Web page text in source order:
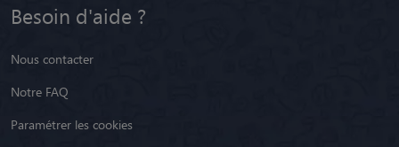
Besoin d'aide ?
Nous contacter
Notre FAQ
Paramétrer les cookies